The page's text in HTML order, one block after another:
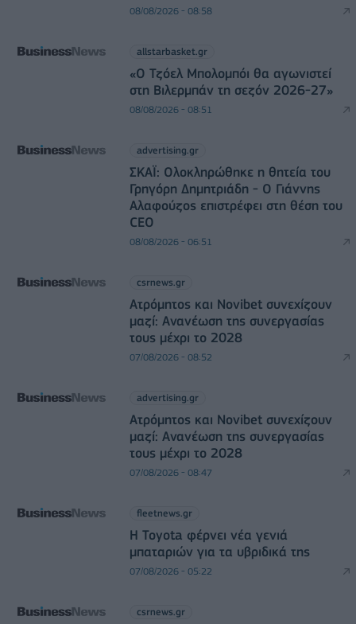
08/08/2026 - 08:58
allstarbasket.gr
«Ο Τζόελ Μπολομπόι θα αγωνιστεί
στη Βιλερμπάν τη σεζόν 2026-27»
08/08/2026 - 08:51
advertising.gr
ΣΚΑΪ: Ολοκληρώθηκε η θητεία του
Γρηγόρη Δημητριάδη - Ο Γιάννης
Αλαφούζος επιστρέφει στη θέση του
CEO
08/08/2026 - 06:51
csrnews.gr
Ατρόμητος και Novibet συνεχίζουν
μαζί: Ανανέωση της συνεργασίας
τους μέχρι το 2028
07/08/2026 - 08:52
advertising.gr
Ατρόμητος και Novibet συνεχίζουν
μαζί: Ανανέωση της συνεργασίας
τους μέχρι το 2028
07/08/2026 - 08:47
fleetnews.gr
Η Toyota φέρνει νέα γενιά
μπαταριών για τα υβριδικά της
07/08/2026 - 05:22
csrnews.gr